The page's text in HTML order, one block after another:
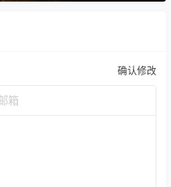
确认修改